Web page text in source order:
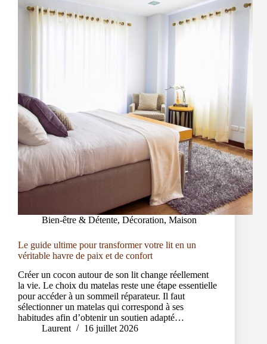
Bien-être & Détente, Décoration, Maison
Le guide ultime pour transformer votre lit en un
véritable havre de paix et de confort
Créer un cocon autour de son lit change réellement
la vie. Le choix du matelas reste une étape essentielle
pour accéder à un sommeil réparateur. Il faut
sélectionner un matelas qui correspond à ses
habitudes afin d’obtenir un soutien adapté…
Laurent
16 juillet 2026